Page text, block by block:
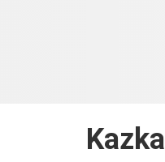
Kazka